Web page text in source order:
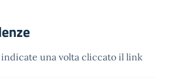
indicate una volta cliccato il link